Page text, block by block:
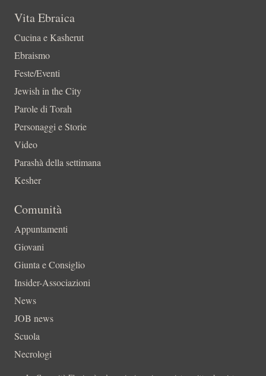
Vita Ebraica
Cucina e Kasherut
Ebraismo
Feste/Eventi
Jewish in the City
Parole di Torah
Personaggi e Storie
Video
Parashà della settimana
Kesher
Comunità
Appuntamenti
Giovani
Giunta e Consiglio
Insider-Associazioni
News
JOB news
Scuola
Necrologi